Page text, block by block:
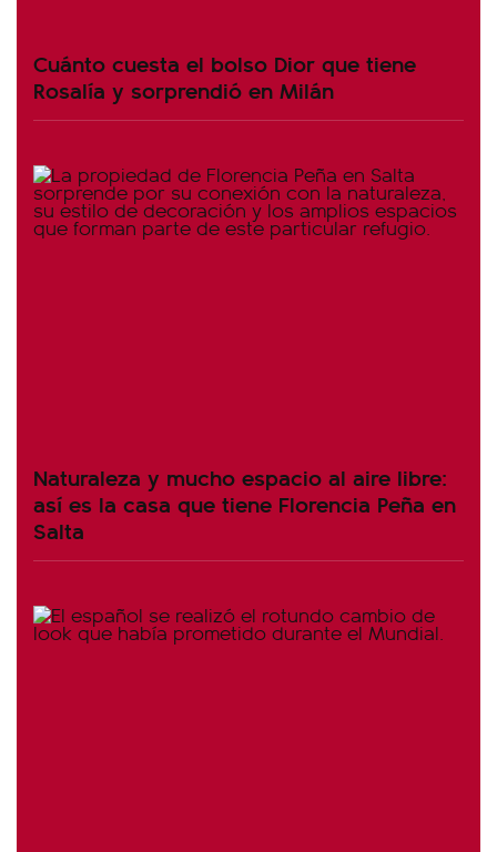
Cuánto cuesta el bolso Dior que tiene
Rosalía y sorprendió en Milán
Naturaleza y mucho espacio al aire libre:
así es la casa que tiene Florencia Peña en
Salta